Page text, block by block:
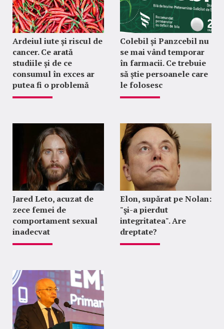
Ardeiul iute și riscul de
cancer. Ce arată
studiile și de ce
consumul în exces ar
putea fi o problemă
Colebil și Panzcebil nu
se mai vând temporar
în farmacii. Ce trebuie
să știe persoanele care
le folosesc
Jared Leto, acuzat de
zece femei de
comportament sexual
inadecvat
Elon, supărat pe Nolan:
"şi-a pierdut
integritatea". Are
dreptate?